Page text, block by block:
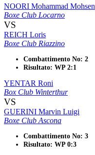
NOORI Mohammad Mohsen
Boxe Club Locarno
VS
REICH Loris
Boxe Club Riazzino
Combattimento No: 2
Risultato: WP 2:1
YENTAR Roni
Box Club Winterthur
VS
GUERINI Marvin Luigi
Boxe Club Ascona
Combattimento No: 3
Risultato: WP 0:3